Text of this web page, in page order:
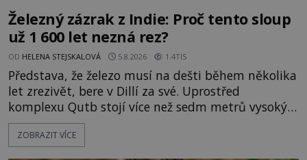
Železný zázrak z Indie: Proč tento sloup
už 1 600 let nezná rez?
OD HELENA STEJSKALOVÁ 5.8.2026 1.4TIS
Představa, že železo musí na dešti během několika
let zrezivět, bere v Dillí za své. Uprostřed
komplexu Qutb stojí více než sedm metrů vysoký
železný sloup, který už přibližně 1 600 let odolává
počasí s jen nepatrnými stopami koroze. Jeho
ZOBRAZIT VÍCE